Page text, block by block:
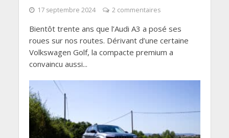
17 septembre 2024 2 commentaires
Bientôt trente ans que l’Audi A3 a posé ses
roues sur nos routes. Dérivant d’une certaine
Volkswagen Golf, la compacte premium a
convaincu aussi...